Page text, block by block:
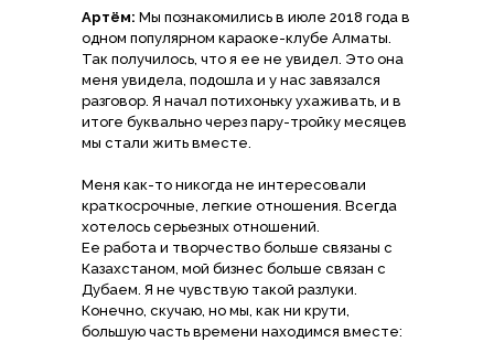
Артём: Мы познакомились в июле 2018 года в
одном популярном караоке-клубе Алматы.
Так получилось, что я ее не увидел. Это она
меня увидела, подошла и у нас завязался
разговор. Я начал потихоньку ухаживать, и в
итоге буквально через пару-тройку месяцев
мы стали жить вместе.
Меня как-то никогда не интересовали
краткосрочные, легкие отношения. Всегда
хотелось серьезных отношений.
Ее работа и творчество больше связаны с
Казахстаном, мой бизнес больше связан с
Дубаем. Я не чувствую такой разлуки.
Конечно, скучаю, но мы, как ни крути,
большую часть времени находимся вместе: